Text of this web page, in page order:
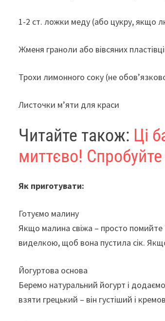
1-2 ст. ложки меду (або цукру, якщо
Жменя граноли або вівсяних
Трохи лимонного соку (не
Листочки м’яти для краси
Читайте також: Ці
миттєво! Спробуйте
Як приготувати:
Готуємо малину
Якщо малина свіжа – просто помийте
виделкою, щоб вона пустила сік.
Йогуртова основа
Беремо натуральний йогурт і
взяти грецький – він густіший і